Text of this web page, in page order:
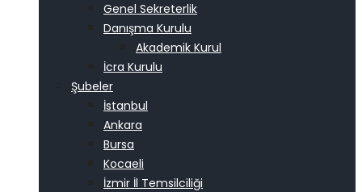
Genel Sekreterlik
Danışma Kurulu
Akademik Kurul
İcra Kurulu
Şubeler
İstanbul
Ankara
Bursa
Kocaeli
İzmir İl Temsilciliği